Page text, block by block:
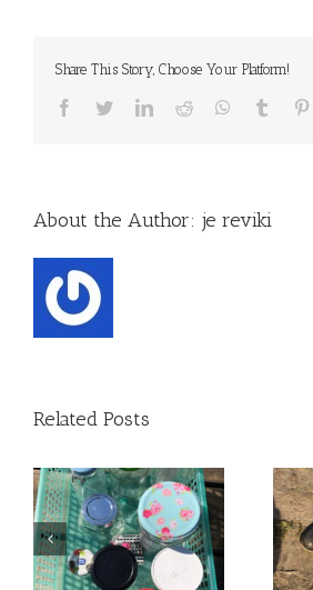
Share This Story, Choose Your Platform!
Facebook
TwitterLinkedIn
Reddit WhatsApp
Tumblr
About the Author: je reviki
Related Posts
Begin op tijd met
KLEINKINDEREN!